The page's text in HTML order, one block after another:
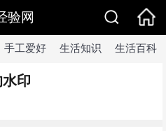
验网
手工爱好 生活知识 生活百科
印